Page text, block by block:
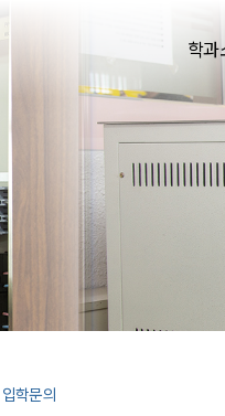
학과
입학문의